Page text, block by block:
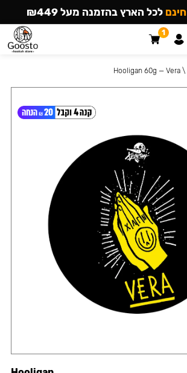
\
Hooligan 60g — Vera
חינם לכל הארץ בהזמנה מעל ₪449
1